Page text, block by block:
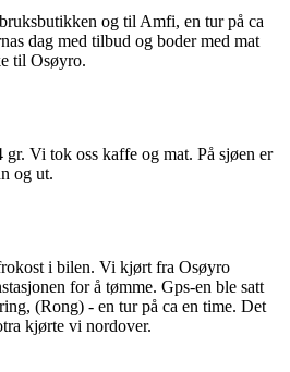
og til Amfi, en tur på ca
dag med tilbud og boder med mat
til Osøyro.
gr. Vi tok oss kaffe og mat. På sjøen er
og ut.
i bilen. Vi kjørt fra Osøyro
for å tømme. Gps-en ble satt
(Rong) - en tur på ca en time. Det
kjørte vi nordover.